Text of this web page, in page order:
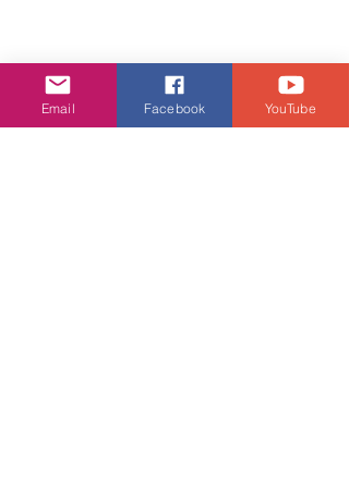
Email Facebook YouTube